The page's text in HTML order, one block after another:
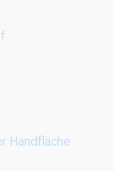
Handfläche